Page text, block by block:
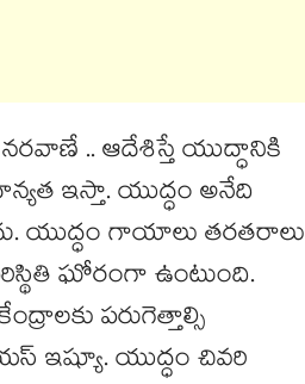
.. ఆదేశిస్తే యుద్ధానికి
ఇస్తా. యుద్ధం అనేది
యుద్ధం గాయాలు తరతరాలు
ఘోరంగా ఉంటుంది.
పరుగెత్తాల్సి
ఇష్యూ. యుద్ధం చివరి